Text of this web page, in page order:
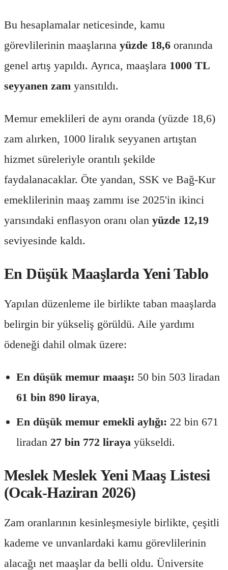
Bu hesaplamalar neticesinde, kamu
görevlilerinin maaşlarına yüzde 18,6 oranında
genel artış yapıldı. Ayrıca, maaşlara 1000 TL
seyyanen zam yansıtıldı.
Memur emeklileri de aynı oranda (yüzde 18,6)
zam alırken, 1000 liralık seyyanen artıştan
hizmet süreleriyle orantılı şekilde
faydalanacaklar. Öte yandan, SSK ve Bağ-Kur
emeklilerinin maaş zammı ise 2025'in ikinci
yarısındaki enflasyon oranı olan yüzde 12,19
seviyesinde kaldı.
En Düşük Maaşlarda Yeni Tablo
Yapılan düzenleme ile birlikte taban maaşlarda
belirgin bir yükseliş görüldü. Aile yardımı
ödeneği dahil olmak üzere:
En düşük memur maaşı: 50 bin 503 liradan
61 bin 890 liraya,
En düşük memur emekli aylığı: 22 bin 671
liradan 27 bin 772 liraya yükseldi.
Meslek Meslek Yeni Maaş Listesi
(Ocak-Haziran 2026)
Zam oranlarının kesinleşmesiyle birlikte, çeşitli
kademe ve unvanlardaki kamu görevlilerinin
alacağı net maaşlar da belli oldu. Üniversite